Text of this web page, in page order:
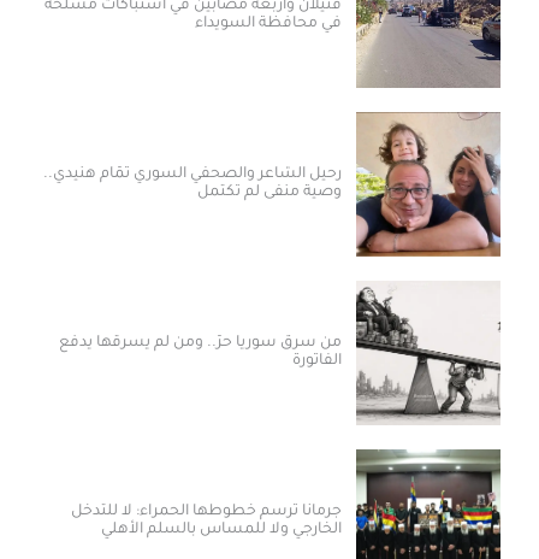
قتيلان وأربعة مصابين في اشتباكات مسلحة
في محافظة السويداء
رحيل الشاعر والصحفي السوري تمّام هنيدي..
وصية منفى لم تكتمل
من سرق سوريا حرّ.. ومن لم يسرقها يدفع
الفاتورة
جرمانا ترسم خطوطها الحمراء: لا للتدخل
الخارجي ولا للمساس بالسلم الأهلي